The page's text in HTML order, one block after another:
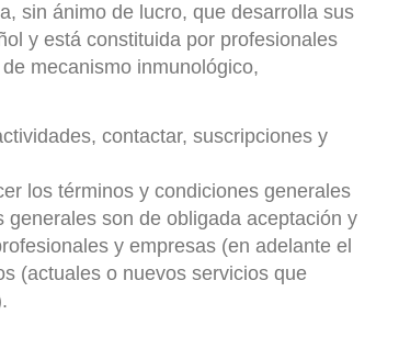
sin ánimo de lucro, que desarrolla sus
y está constituida por profesionales
mecanismo inmunológico,
contactar, suscripciones y
los términos y condiciones generales
son de obligada aceptación y
y empresas (en adelante el
(actuales o nuevos servicios que